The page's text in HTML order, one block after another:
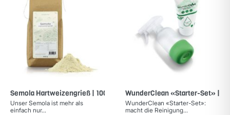
Semola Hartweizengrieß | 1000g
Unser Semola ist mehr als
einfach nur...
WunderClean «Starter-Set» |
WunderClean «Starter-Set»:
macht die Reinigung...